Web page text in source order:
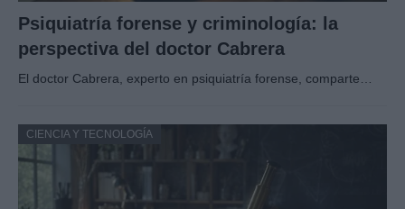
Psiquiatría forense y criminología: la
perspectiva del doctor Cabrera
El doctor Cabrera, experto en psiquiatría forense, comparte…
CIENCIA Y TECNOLOGÍA